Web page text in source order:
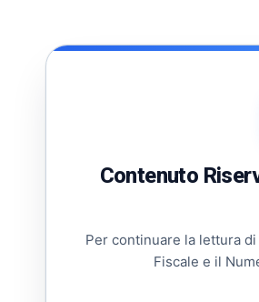
Contenuto
Per continuare la lettura
Fiscale e il